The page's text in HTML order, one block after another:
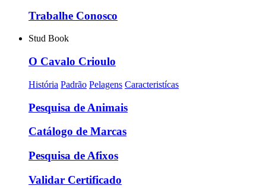
Trabalhe Conosco
Stud Book
O Cavalo Crioulo
História Padrão Pelagens Caracteristícas
Pesquisa de Animais
Catálogo de Marcas
Pesquisa de Afixos
Validar Certificado